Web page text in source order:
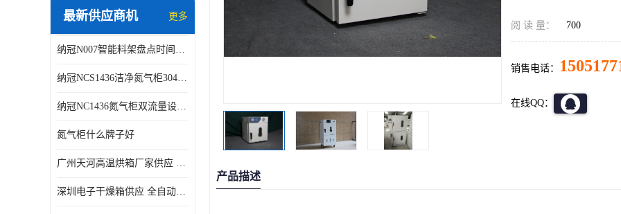
最新供应商机 更多
纳冠N007智能料架盘点时间可从2天减少到约2个小时
纳冠NCS1436洁净氮气柜304不锈钢洁净车间用
纳冠NC1436氮气柜双流量设计节约氮气
氮气柜什么牌子好
广州天河高温烘箱厂家供应 智能高温烘箱非标定制价格
深圳电子干燥箱供应 全自动恒温干燥箱厂家批发
阅 读 量： 700
销售电话：
在线QQ：
产品描述